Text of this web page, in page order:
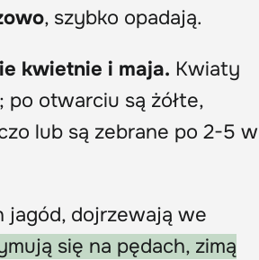
, szybko opadają.
kwietnie i maja. Kwiaty
otwarciu są żółte,
lub są zebrane po 2-5 w
dojrzewają we
się na pędach, zimą